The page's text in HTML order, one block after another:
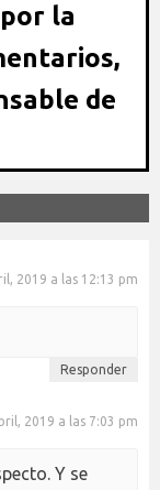
la
de
2019 a las 12:13 pm
Responder
2019 a las 7:03 pm
Y se